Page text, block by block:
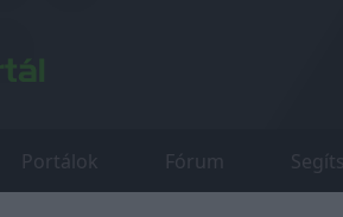
Portálok Fórum